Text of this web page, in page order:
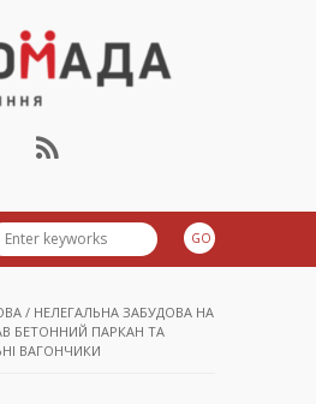
Приірпіння
/ НЕЛЕГАЛЬНА ЗАБУДОВА НА
БЕТОННИЙ ПАРКАН ТА
ВАГОНЧИКИ